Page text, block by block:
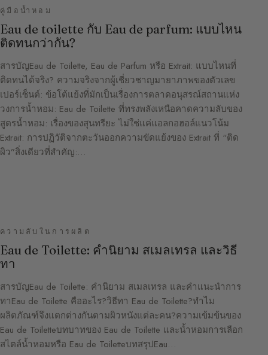
คู่มือน้ำหอม
Eau de toilette กับ Eau de parfum: แบบไหน
ติดทนกว่ากัน?
สารบัญEau de Toilette, Eau de Parfum หรือ Extrait: แบบไหนที่
ติดทนได้จริง? ความจริงจากผู้เชี่ยวชาญมายาภาพของตัวเลข
เปอร์เซ็นต์: ข้อโต้แย้งที่มักเป็นเรื่องการตลาดอนุสรณ์สถานแห่ง
วงการน้ำหอม: Eau de Toilette ที่ทรงพลังเหนือคาดความลับของ
สูตรน้ำหอม: เรื่องของสุนทรียะ ไม่ใช่แค่แอลกอฮอล์แนวโน้ม
Extrait: การปฏิวัติจากตะวันออกความขัดแย้งของ Extrait ที่ “ติด
ผิว”สิ่งเดียวที่สำคัญ:…
ความลับในการผลิต
Eau de Toilette: คำนิยาม สเมลเทรล และวิธี
ทา
สารบัญEau de Toilette: คำนิยาม สเมลเทรล และคำแนะนำการ
ทาEau de Toilette คืออะไร?วิธีทา Eau de Toilette?ทำไม
ผลิตภัณฑ์จึงแตกต่างกันตามผิวหนังแต่ละคน?ความเข้มข้นของ
Eau de Toiletteบทบาทของ Eau de Toilette และน้ำหอมการเลือก
สไตล์น้ำหอมหรือ Eau de ToiletteบทสรุปEau…